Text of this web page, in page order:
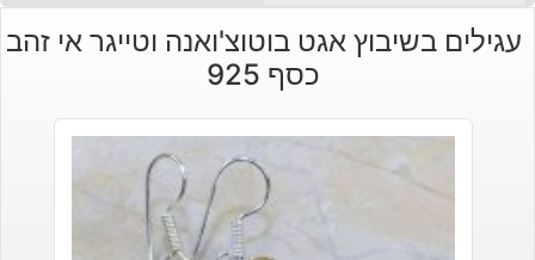
המקורי
היה:
הנוכחי
הוא:
עגילים בשיבוץ אגט בוטוצ'ואנה וטייגר אי זהב
כסף 925